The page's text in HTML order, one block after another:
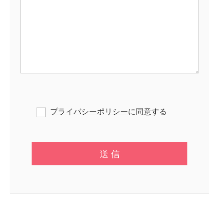
プライバシーポリシーに同意する